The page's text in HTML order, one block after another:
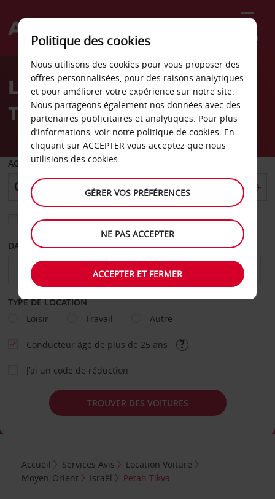
Menu
Welcome
AvisLocation de voiture Petah
Tikva
AGENCE DE DÉPART
Sélectionnez une autre agence de retour
DATE DE DÉPART DATE DE RETOUR
TYPE DE LOCATION
Loisir
Travail Autre
Conducteur âgé de plus de 25 ans
J’ai un code de réduction
TROUVER DES VOITURES
Accueil Services Avis
Location Voiture
Moyen-Orient
Israël Petah Tikva
Politique des cookies
Nous utilisons des cookies pour vous proposer des
offres personnalisées, pour des raisons analytiques
et pour améliorer votre expérience sur notre site.
Nous partageons également nos données avec des
partenaires publicitaires et analytiques. Pour plus
d’informations, voir notre politique de cookies. En
cliquant sur ACCEPTER vous acceptez que nous
utilisions des cookies.
GÉRER VOS PRÉFÉRENCES
NE PAS ACCEPTER
ACCEPTER ET FERMER